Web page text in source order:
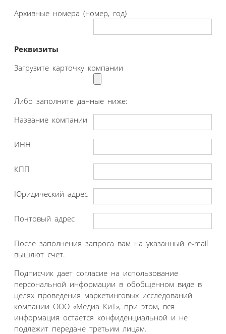
Архивные номера (номер, год)
Реквизиты
Загрузите карточку компании
Либо заполните данные ниже:
Название компании
ИНН
КПП
Юридический адрес
Почтовый адрес
После заполнения запроса вам на указанный e-mail
вышлют счет.
Подписчик дает согласие на использование
персональной информации в обобщенном виде в
целях проведения маркетинговых исследований
компании ООО «Медиа КиТ», при этом, вся
информация остается конфиденциальной и не
подлежит передаче третьим лицам.